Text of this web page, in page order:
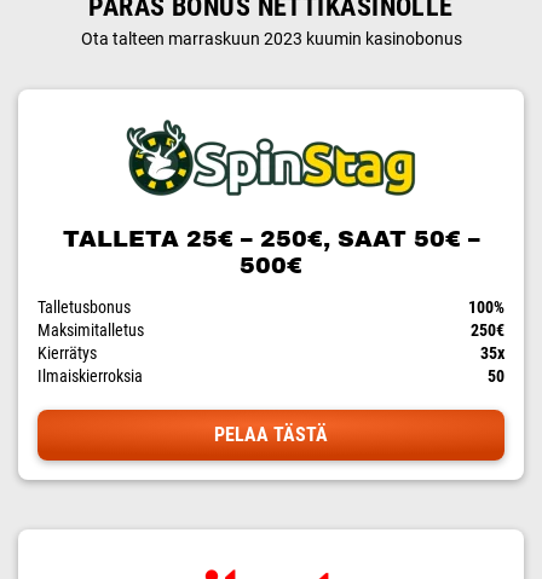
PARAS BONUS NETTIKASINOLLE
Ota talteen marraskuun 2023 kuumin kasinobonus
TALLETA 25€ – 250€, SAAT 50€ –
500€
Talletusbonus
100%
Maksimitalletus
250€
Kierrätys
35x
Ilmaiskierroksia
50
PELAA TÄSTÄ